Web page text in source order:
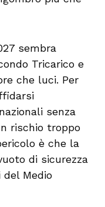
sembra
Tricarico e
che luci. Per
senza
rischio troppo
è che la
di sicurezza
Medio